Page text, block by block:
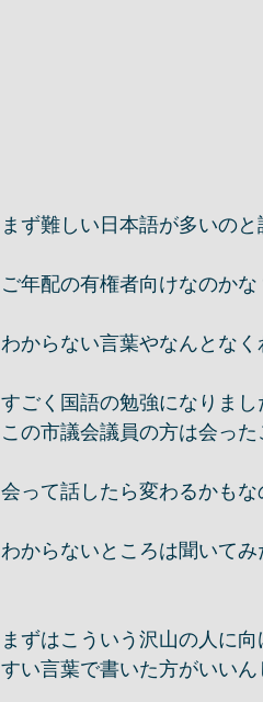
まず難しい日本語が多いのと
ご年配の有権者向けなのかな
わからない言葉やなんとな
すごく国語の勉強になりまし
この市議会議員の方は会っ
会って話したら変わるかもな
わからないところは聞いてみ
まずはこういう沢山の人に
すい言葉で書いた方がいいん